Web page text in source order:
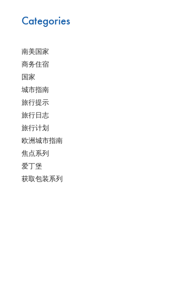
Categories
南美国家
商务住宿
国家
城市指南
旅行提示
旅行日志
旅行计划
欧洲城市指南
焦点系列
爱丁堡
获取包装系列